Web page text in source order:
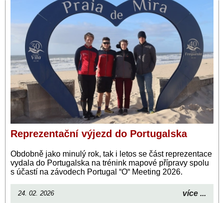
Reprezentační výjezd do Portugalska
Obdobně jako minulý rok, tak i letos se část reprezentace
vydala do Portugalska na trénink mapové přípravy spolu
s účastí na závodech Portugal “O“ Meeting 2026.
24. 02. 2026 více ...